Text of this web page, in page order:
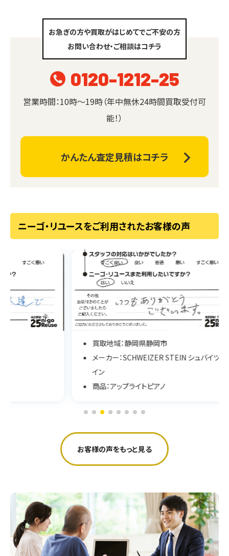
お急ぎの方や買取がはじめてでご不安の方
お問い合わせ・ご相談はコチラ
0120-1212-25
営業時間：10時～19時（年中無休24時間買取受付可
能！）
かんたん査定見積はコチラ
ニーゴ・リユースをご利用されたお客様の声
買取地域：静岡県静岡市
メーカー：SCHWEIZER STEIN シュバイツァスタ
商品：アップライトピアノ
お客様の声をもっと見る